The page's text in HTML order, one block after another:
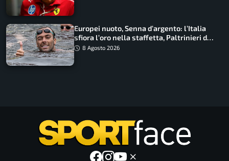
Europei nuoto, Senna d’argento: l’Italia
sfiora l’oro nella staffetta, Paltrinieri da
urlo, il bilancio azzurro
8 Agosto 2026